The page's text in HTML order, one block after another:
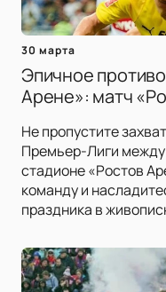
30 марта
Эпичное
Арене»: матч
Не пропустите
Премьер-Лиги
стадионе «Ростов
команду и
праздника в